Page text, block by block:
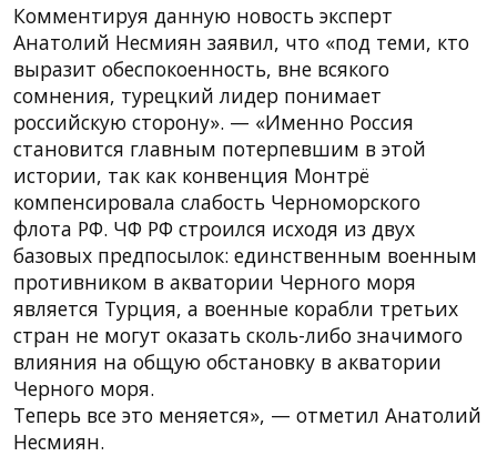
Комментируя данную новость эксперт
Анатолий Несмиян заявил, что «под теми, кто
выразит обеспокоенность, вне всякого
сомнения, турецкий лидер понимает
российскую сторону». — «Именно Россия
становится главным потерпевшим в этой
истории, так как конвенция Монтрё
компенсировала слабость Черноморского
флота РФ. ЧФ РФ строился исходя из двух
базовых предпосылок: единственным военным
противником в акватории Черного моря
является Турция, а военные корабли третьих
стран не могут оказать сколь-либо значимого
влияния на общую обстановку в акватории
Черного моря.
Теперь все это меняется», — отметил Анатолий
Несмиян.